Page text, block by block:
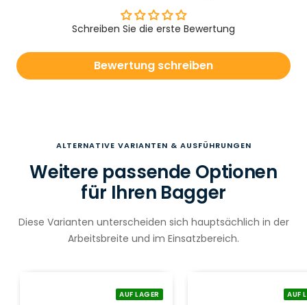
Schreiben Sie die erste Bewertung
Bewertung schreiben
ALTERNATIVE VARIANTEN & AUSFÜHRUNGEN
Weitere passende Optionen
für Ihren Bagger
Diese Varianten unterscheiden sich hauptsächlich in der
Arbeitsbreite und im Einsatzbereich.
AUF LAGER AUF